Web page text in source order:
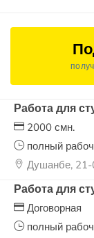
Работа для
2000 смн.
полный
Душанбе,
Работа для
Договорная
полный